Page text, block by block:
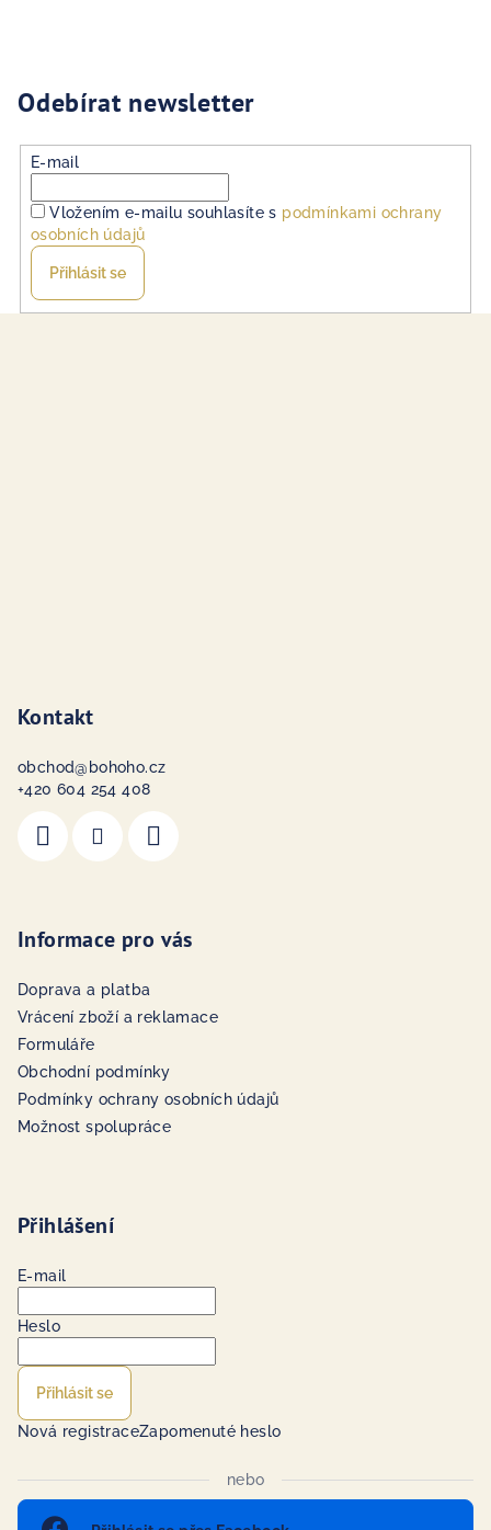
Odebírat newsletter
E-mail
Vložením e-mailu souhlasíte s podmínkami ochrany
osobních údajů
Přihlásit se
Kontakt
obchod@ bohoho.cz
+420 604 254 408
Informace pro vás
Doprava a platba
Vrácení zboží a reklamace
Formuláře
Obchodní podmínky
Podmínky ochrany osobních údajů
Možnost spolupráce
Přihlášení
E-mail
Heslo
Přihlásit se
Nová registraceZapomenuté heslo
nebo